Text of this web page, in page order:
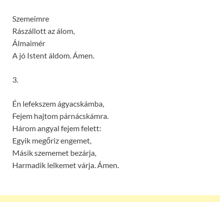
Szemeimre
Rászállott az álom,
Álmaimér
A jó Istent áldom. Ámen.
3.
Én lefekszem ágyacskámba,
Fejem hajtom párnácskámra.
Három angyal fejem felett:
Egyik megőriz engemet,
Másik szememet bezárja,
Harmadik lelkemet várja. Ámen.